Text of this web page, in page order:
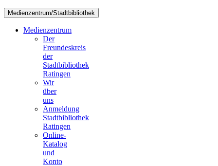
Medienzentrum/Stadtbibliothek
Medienzentrum
Der
Freundeskreis
der
Stadtbibliothek
Ratingen
Wir
über
uns
Anmeldung
Stadtbibliothek
Ratingen
Online-
Katalog
und
Konto